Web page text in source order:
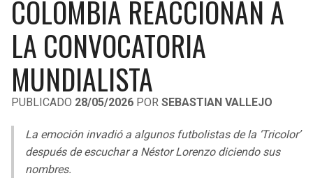
LIGA DE EXPANSIÓN MX
LEAGUES CUP
UEFA EUROPA LEAGUE
UEFA CONFERENCE LEAGUE
MLS
COPA LIBERTADORES
COPA SUDAMERICANA
LIGA BETPLAY
RAIDERS
CHARGERS
RAVENS
CAVALIERS
PISTONS
PACERS
COLOMBIA REACCIONAN A
LA CONVOCATORIA
MUNDIALISTA
PUBLICADO 28/05/2026 POR SEBASTIAN VALLEJO
La emoción invadió a algunos futbolistas de la ‘Tricolor’
después de escuchar a Néstor Lorenzo diciendo sus
nombres.